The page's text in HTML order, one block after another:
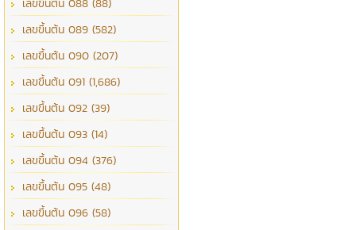
เลขขึ้นต้น 088 (88)
เลขขึ้นต้น 089 (582)
เลขขึ้นต้น 090 (207)
เลขขึ้นต้น 091 (1,686)
เลขขึ้นต้น 092 (39)
เลขขึ้นต้น 093 (14)
เลขขึ้นต้น 094 (376)
เลขขึ้นต้น 095 (48)
เลขขึ้นต้น 096 (58)